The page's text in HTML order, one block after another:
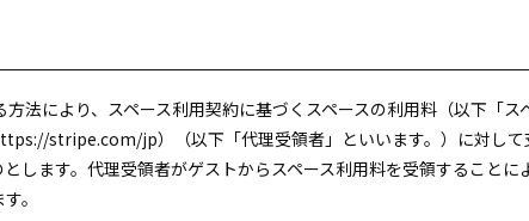
法により、スペース利用契約に基づくスペースの利用料（以下「ス
stripe.com/jp）（以下「代理受領者」といいます。）に対して
します。代理受領者がゲストからスペース利用料を受領することに
。